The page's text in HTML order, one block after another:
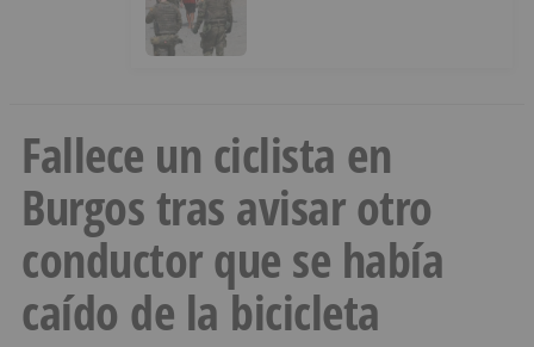
Fallece un ciclista en
Burgos tras avisar otro
conductor que se había
caído de la bicicleta